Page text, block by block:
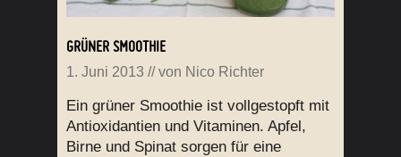
GRÜNER SMOOTHIE
1. Juni 2013 // von Nico Richter
Ein grüner Smoothie ist vollgestopft mit
Antioxidantien und Vitaminen. Apfel,
Birne und Spinat sorgen für eine